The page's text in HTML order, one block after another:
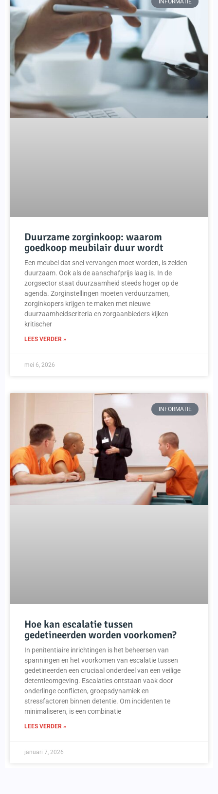
Duurzame zorginkoop: waarom
goedkoop meubilair duur wordt
Een meubel dat snel vervangen moet worden, is zelden
duurzaam. Ook als de aanschafprijs laag is. In de
zorgsector staat duurzaamheid steeds hoger op de
agenda. Zorginstellingen moeten verduurzamen,
zorginkopers krijgen te maken met nieuwe
duurzaamheidscriteria en zorgaanbieders kijken
kritischer
LEES VERDER »
mei 6, 2026
INFORMATIE
Hoe kan escalatie tussen
gedetineerden worden voorkomen?
In penitentiaire inrichtingen is het beheersen van
spanningen en het voorkomen van escalatie tussen
gedetineerden een cruciaal onderdeel van een veilige
detentieomgeving. Escalaties ontstaan vaak door
onderlinge conflicten, groepsdynamiek en
stressfactoren binnen detentie. Om incidenten te
minimaliseren, is een combinatie
LEES VERDER »
januari 7, 2026